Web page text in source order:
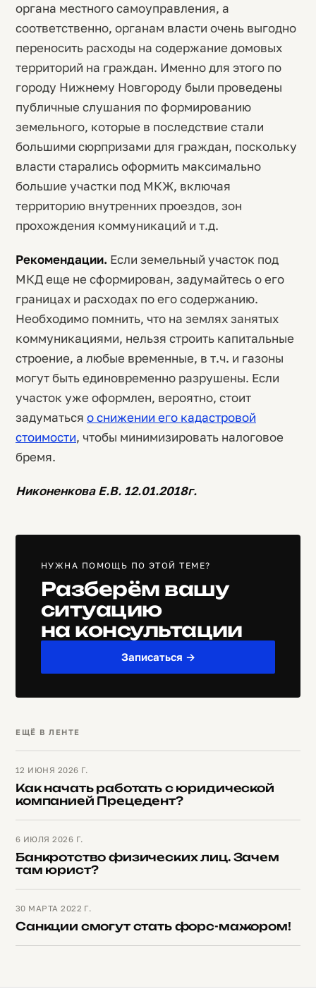
органа местного самоуправления, а
соответственно, органам власти очень выгодно
переносить расходы на содержание домовых
территорий на граждан. Именно для этого по
городу Нижнему Новгороду были проведены
публичные слушания по формированию
земельного, которые в последствие стали
большими сюрпризами для граждан, поскольку
власти старались оформить максимально
большие участки под МКЖ, включая
территорию внутренних проездов, зон
прохождения коммуникаций и т.д.
Рекомендации. Если земельный участок под
МКД еще не сформирован, задумайтесь о его
границах и расходах по его содержанию.
Необходимо помнить, что на землях занятых
коммуникациями, нельзя строить капитальные
строение, а любые временные, в т.ч. и газоны
могут быть единовременно разрушены. Если
участок уже оформлен, вероятно, стоит
задуматься о снижении его кадастровой
стоимости, чтобы минимизировать налоговое
бремя.
Никоненкова Е.В. 12.01.2018г.
НУЖНА ПОМОЩЬ ПО ЭТОЙ ТЕМЕ?
Разберём вашу
ситуацию
на консультации
Записаться →
ЕЩЁ В ЛЕНТЕ
12 ИЮНЯ 2026 Г.
Как начать работать с юридической
компанией Прецедент?
6 ИЮЛЯ 2026 Г.
Банкротство физических лиц. Зачем
там юрист?
30 МАРТА 2022 Г.
Санкции смогут стать форс-мажором!